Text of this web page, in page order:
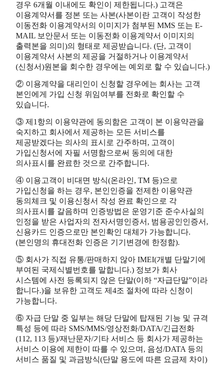
경우 6개월 이내에도 확인이 제한됩니다.) 고객은
이용계약서를 정본 또는 사본(사본이란 고객이 작성한
이동전화 이용계약서의 이미지가 첨부된 MMS 또는 E-
MAIL 보안문서 또는 이동전화 이용계약서 이미지의
출력본을 의미)의 형태로 제공받습니다. (단, 고객이
이용계약서 사본의 제공을 거절하거나 이용계약서
(신청서)원본을 회수한 경우에는 예외로 할 수 있습니다.)
② 이용계약을 대리인이 신청할 경우에는 회사는 고객
본인에게 가입 신청 위임여부를 전화로 확인할 수
있습니다.
③ 제1항의 이용약관에 동의함은 고객이 본 이용약관을
숙지하고 회사에서 제공하는 모든 서비스를
제공받겠다는 의사의 표시로 간주하며, 고객이
가입신청서에 자필 서명함으로써 동의에 대한
의사표시를 완료한 것으로 간주합니다.
④ 이용고객이 비대면 방식(온라인, TM 등)으로
가입신청을 하는 경우, 본인인증을 전제한 이용약관
동의체크 및 이용신청서 작성 완료 확인으로 각
의사표시를 갈음하며 인증방법은 운영기준 준수사실의
인정을 받은 사업자의 전자서명인증서, 범용공인인증서,
신용카드 인증으로만 본인확인 대체가 가능합니다.
(본인명의 휴대전화 인증은 기기변경에 한정함).
⑤ 회사가 직접 유통/판매하지 않아 IMEI(개별 단말기에
부여된 국제식별번호를 말합니다.) 정보가 회사
시스템에 사전 등록되지 않은 단말(이하 “자급단말”이라
합니다.)을 보유한 고객도 제4조 절차에 따라 신청이
가능합니다.
⑥ 자급 단말 중 일부는 해당 단말에 탑재된 기능 및 규격
특성 등에 따라 SMS/MMS/영상전화/DATA/긴급전화
(112, 113 등)/재난문자/기타 서비스 등 회사가 제공하는
서비스 이용에 제한이 따를 수 있으며, 음성/DATA 등의
서비스 품질 및 과금방식(단말 용도에 따른 요금제 차이)